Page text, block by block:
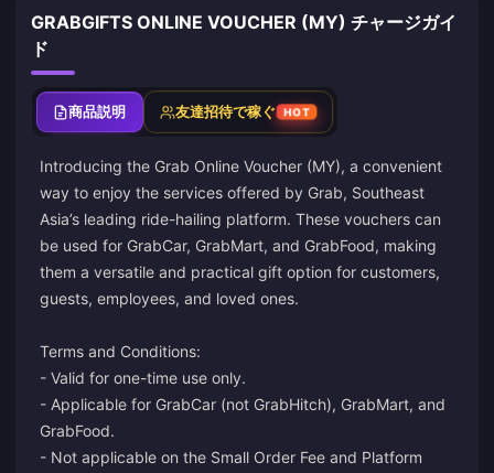
GRABGIFTS ONLINE VOUCHER (MY) チャージガイ
ド
商品説明 友達招待で稼ぐ HOT
Introducing the Grab Online Voucher (MY), a convenient
way to enjoy the services offered by Grab, Southeast
Asia’s leading ride-hailing platform. These vouchers can
be used for GrabCar, GrabMart, and GrabFood, making
them a versatile and practical gift option for customers,
guests, employees, and loved ones.
Terms and Conditions:
- Valid for one-time use only.
- Applicable for GrabCar (not GrabHitch), GrabMart, and
GrabFood.
- Not applicable on the Small Order Fee and Platform